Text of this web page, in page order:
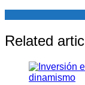
Related